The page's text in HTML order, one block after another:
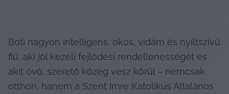
Boti nagyon intelligens, okos, vidám és nyíltszívű
fiú, aki jól kezeli fejlődési rendellenességét és
akit óvó, szerető közeg vesz körül – nemcsak
otthon, hanem a Szent Imre Katolikus Általános